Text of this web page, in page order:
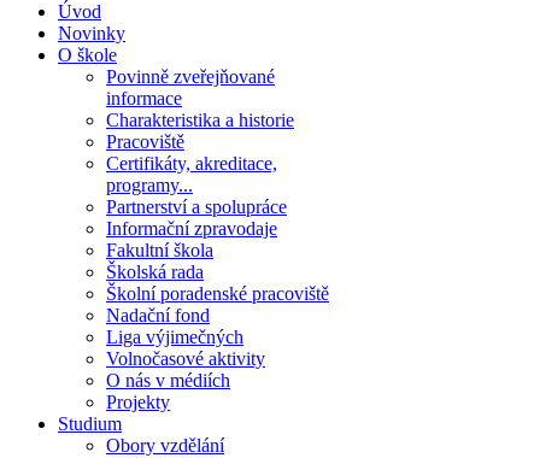
Úvod
Novinky
O škole
Povinně zveřejňované
informace
Charakteristika a historie
Pracoviště
Certifikáty, akreditace,
programy...
Partnerství a spolupráce
Informační zpravodaje
Fakultní škola
Školská rada
Školní poradenské pracoviště
Nadační fond
Liga výjimečných
Volnočasové aktivity
O nás v médiích
Projekty
Studium
Obory vzdělání